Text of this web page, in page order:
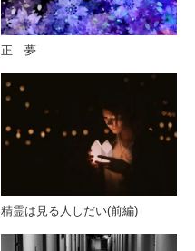
正 夢
精霊は見る人しだい(前編)